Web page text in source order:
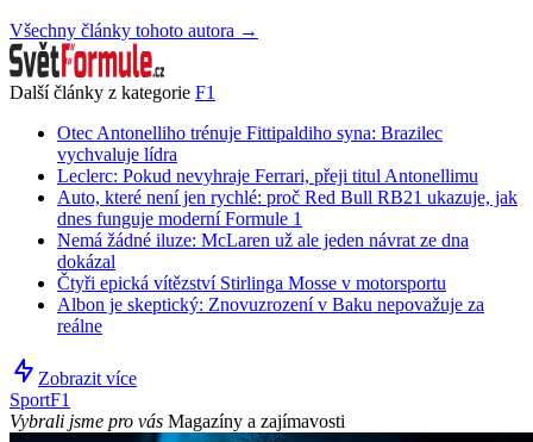
Všechny články tohoto autora →
Další články z kategorie F1
Otec Antonelliho trénuje Fittipaldiho syna: Brazilec
vychvaluje lídra
Leclerc: Pokud nevyhraje Ferrari, přeji titul Antonellimu
Auto, které není jen rychlé: proč Red Bull RB21 ukazuje, jak
dnes funguje moderní Formule 1
Nemá žádné iluze: McLaren už ale jeden návrat ze dna
dokázal
Čtyři epická vítězství Stirlinga Mosse v motorsportu
Albon je skeptický: Znovuzrození v Baku nepovažuje za
reálne
Zobrazit více
SportF1
Vybrali jsme pro vás Magazíny a zajímavosti